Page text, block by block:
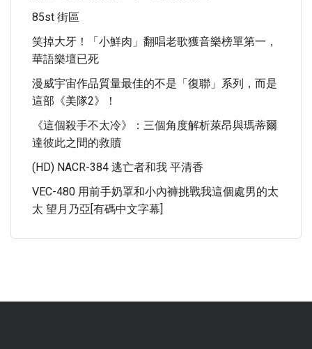
85st 街區
笑掉大牙！「小鮮肉」翻唱老歌獲音樂榜單第一，
華語樂壇已死
漫威宇宙作品質量最佳的不是「復聯」系列，而是
這部《美隊2》！
《這個殺手不太冷》：三個角度解析萊昂與瑪蒂爾
達彼此之間的救贖
(HD) NACR-384 逃亡者和我 平清香
VEC-480 用前手奶罩和小內褲挑戰我這個處男的太
太 望月乃亞[有碼中文字幕]